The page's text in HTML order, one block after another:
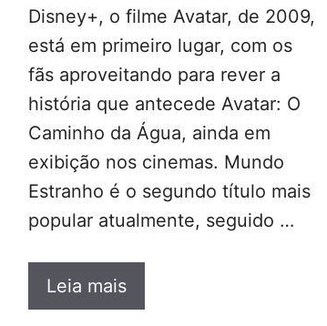
Disney+, o filme Avatar, de 2009,
está em primeiro lugar, com os
fãs aproveitando para rever a
história que antecede Avatar: O
Caminho da Água, ainda em
exibição nos cinemas. Mundo
Estranho é o segundo título mais
popular atualmente, seguido …
Leia mais